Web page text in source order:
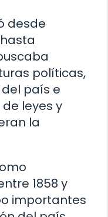
desde
políticas,
país e
leyes y
la
1858 y
importantes